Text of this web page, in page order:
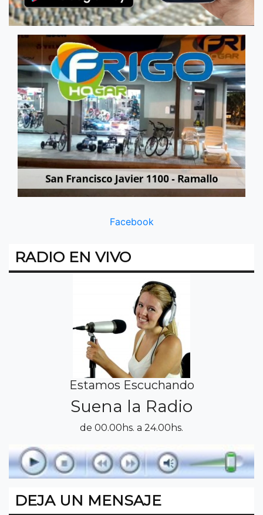
Facebook
RADIO EN VIVO
Estamos Escuchando
Suena la Radio
de 00.00hs. a 24.00hs.
DEJA UN MENSAJE